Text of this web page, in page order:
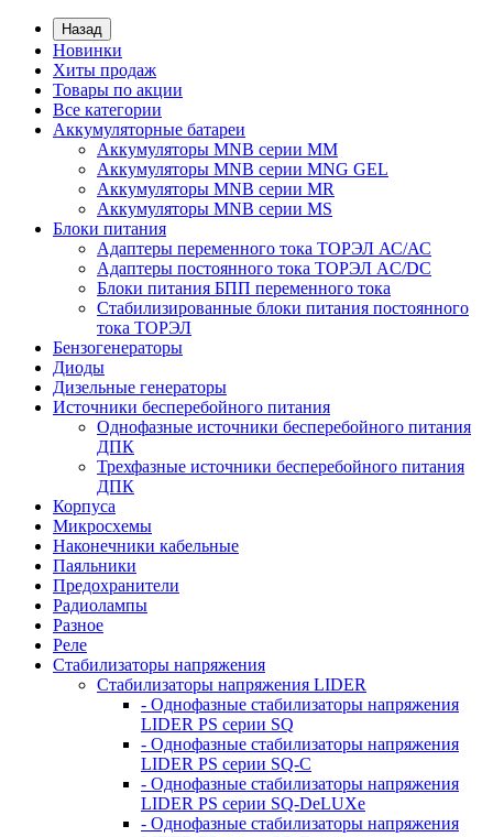
Назад
Новинки
Хиты продаж
Товары по акции
Все категории
Аккумуляторные батареи
Аккумуляторы MNB серии MM
Аккумуляторы MNB серии MNG GEL
Аккумуляторы MNB серии MR
Аккумуляторы MNB серии MS
Блоки питания
Адаптеры переменного тока ТОРЭЛ АС/АС
Адаптеры постоянного тока ТОРЭЛ AC/DC
Блоки питания БПП переменного тока
Стабилизированные блоки питания постоянного
тока ТОРЭЛ
Бензогенераторы
Диоды
Дизельные генераторы
Источники бесперебойного питания
Однофазные источники бесперебойного питания
ДПК
Трехфазные источники бесперебойного питания
ДПК
Корпуса
Микросхемы
Наконечники кабельные
Паяльники
Предохранители
Радиолампы
Разное
Реле
Стабилизаторы напряжения
Стабилизаторы напряжения LIDER
- Однофазные стабилизаторы напряжения
LIDER PS серии SQ
- Однофазные стабилизаторы напряжения
LIDER PS серии SQ-C
- Однофазные стабилизаторы напряжения
LIDER PS серии SQ-DeLUXe
- Однофазные стабилизаторы напряжения